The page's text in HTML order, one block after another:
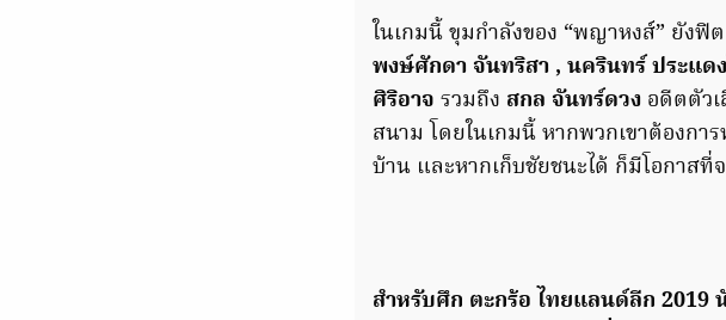
ในเกมนี้ ขุมกำลังของ “พญาหงส์” ยัง
พงษ์ศักดา จันทริสา , นครินทร์ ประแด
ศิริอาจ รวมถึง สกล จันทร์ดวง อดีตตัว
สนาม โดยในเกมนี้ หากพวกเขาต้องกา
บ้าน และหากเก็บชัยชนะได้ ก็มีโอกาส
สำหรับศึก ตะกร้อ ไทยแลนด์ลีก 2019